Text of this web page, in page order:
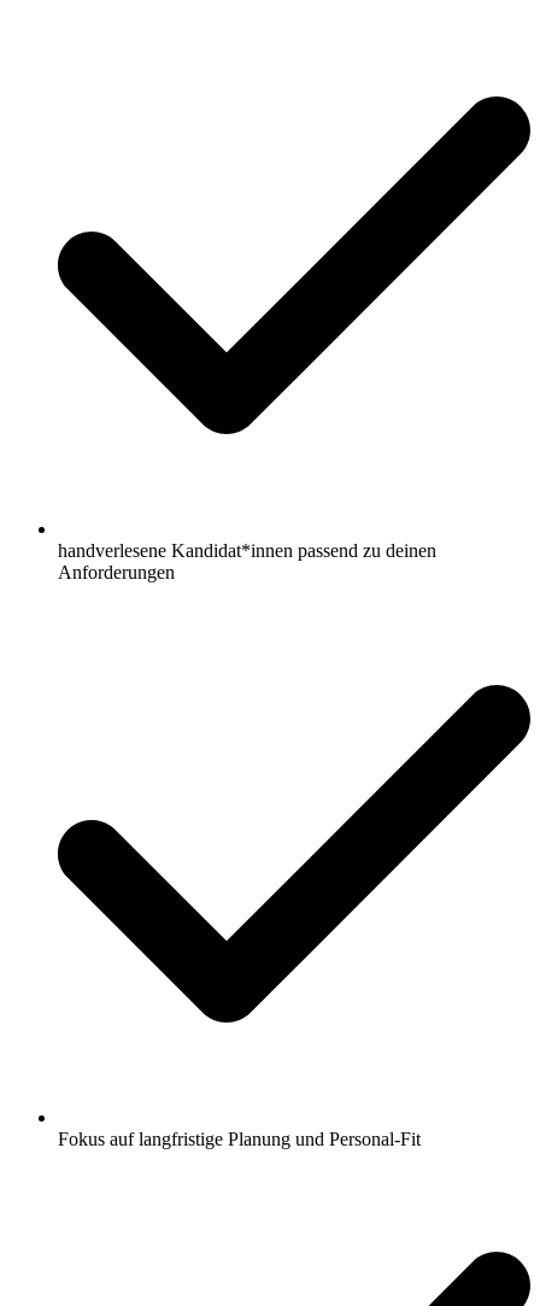
handverlesene Kandidat*innen passend zu deinen
Anforderungen
Fokus auf langfristige Planung und Personal-Fit